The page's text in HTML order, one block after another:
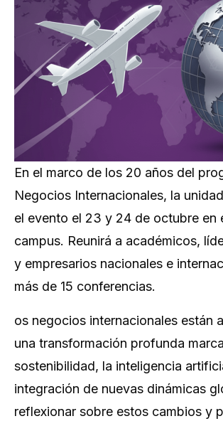
En el marco de los 20 años del
Negocios Internacionales, la
el evento el 23 y 24 de octubre en
campus. Reunirá a académicos,
y empresarios nacionales e
más de 15 conferencias.
os negocios internacionales están
una transformación profunda
sostenibilidad, la inteligencia
integración de nuevas dinámicas
reflexionar sobre estos cambios y